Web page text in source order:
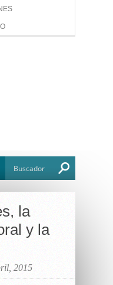
la
y la
2015